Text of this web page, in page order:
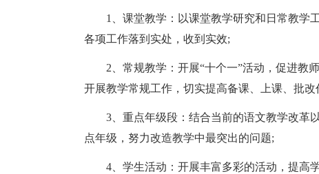
1、课堂教学：以课堂教学研究和日常教学
各项工作落到实处，收到实效;
2、常规教学：开展“十个一”活动，促进教
开展教学常规工作，切实提高备课、上课、批
3、重点年级段：结合当前的语文教学改革
点年级，努力改造教学中最突出的问题;
4、学生活动：开展丰富多彩的活动，提高